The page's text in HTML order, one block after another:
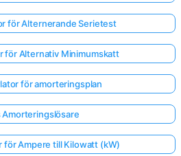
för Alternerande Serietest
för Alternativ Minimumskatt
för amorteringsplan
Amorteringslösare
för Ampere till Kilowatt (kW)